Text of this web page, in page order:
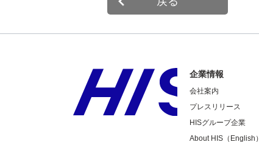
企業情報
会社案内
プレスリリース
HISグループ企業
About HIS（English）